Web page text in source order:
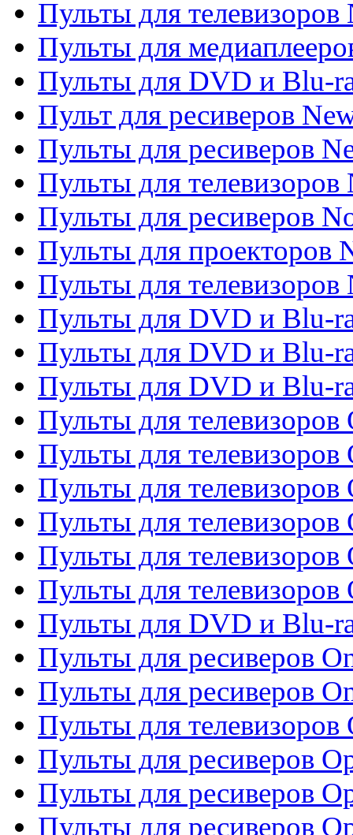
Пульты для телевизоров
Пульты для
Пульты для DVD и Blu-
Пульт для ресиверов
Пульты для ресиверов
Пульты для телевизоров
Пульты для ресиверов
Пульты для проекторов
Пульты для телевизоров
Пульты для DVD и Blu-
Пульты для DVD и Blu-
Пульты для DVD и Blu-
Пульты для телевизоров
Пульты для телевизоров
Пульты для телевизоров
Пульты для телевизоров
Пульты для телевизоров
Пульты для телевизоров
Пульты для DVD и Blu-
Пульты для ресиверов
Пульты для ресиверов
Пульты для телевизоров
Пульты для ресиверов
Пульты для ресиверов
Пульты для ресиверов